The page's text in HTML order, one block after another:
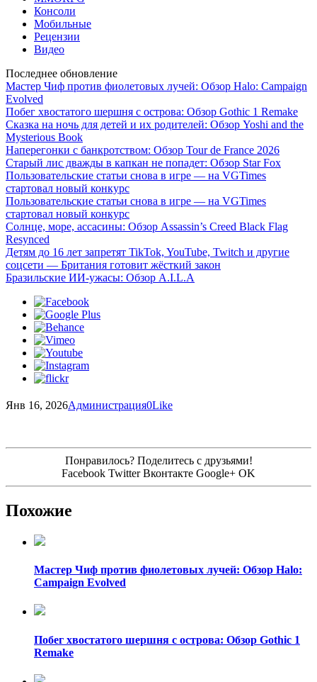
Консоли
Мобильные
Рецензии
Видео
Последнее обновление
Мастер Чиф против фиолетовых лучей: Обзор Halo: Campaign
Evolved
Побег хвостатого шершня с острова: Обзор Gothic 1 Remake
Сказка на ночь для детей и их родителей: Обзор Yoshi and the
Mysterious Book
Наперегонки с банкротством: Обзор Tour de France 2026
Старый лис дважды в капкан не попадет: Обзор Star Fox
Пользовательские статьи снова в игре — на VGTimes
стартовал новый конкурс
Пользовательские статьи снова в игре — на VGTimes
стартовал новый конкурс
Солнце, море, ассасины: Обзор Assassin’s Creed Black Flag
Resynced
Детям до 16 лет запретят TikTok, YouTube, Twitch и другие
соцсети — Британия готовит жёсткий закон
Бразильские ИИ-ужасы: Обзор A.I.L.A
Янв 16, 2026Администрация0Like
Понравилось? Поделитесь с друзьями!
Facebook Twitter Вконтакте Google+ OK
Похожие
Мастер Чиф против фиолетовых лучей: Обзор Halo:
Campaign Evolved
Побег хвостатого шершня с острова: Обзор Gothic 1
Remake